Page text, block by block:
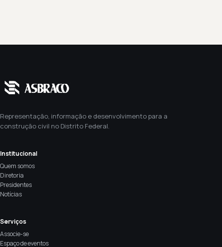
Representação, informação e desenvolvimento para a
construção civil no Distrito Federal.
Institucional
Quem somos
Diretoria
Presidentes
Notícias
Serviços
Associe-se
Espaço de eventos